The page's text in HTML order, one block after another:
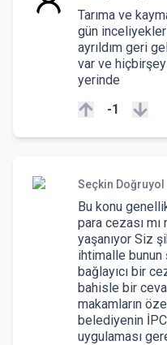
Tarıma ve
gün
ayrıldım geri
var ve
yerinde
-1
Seçkin Doğruyol
Bu konu
para cezası mı
yaşanıyor Siz
ihtimalle bunun
bağlayıcı bir
bahisle bir
makamların
belediyenin
uygulaması